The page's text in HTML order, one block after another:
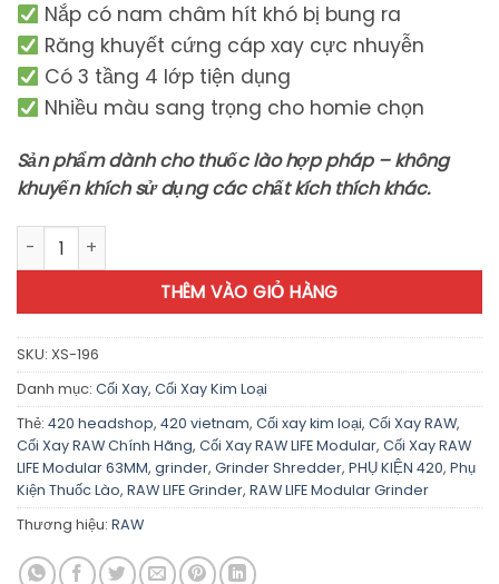
Nắp có nam châm hít khó bị bung ra
Răng khuyết cứng cáp xay cực nhuyễn
Có 3 tầng 4 lớp tiện dụng
Nhiều màu sang trọng cho homie chọn
Sản phẩm dành cho thuốc lào hợp pháp – không
khuyến khích sử dụng các chất kích thích khác.
RAW LIFE Grinder - XS196 số lượng
THÊM VÀO GIỎ HÀNG
SKU: XS-196
Danh mục: Cối Xay, Cối Xay Kim Loại
Thẻ: 420 headshop, 420 vietnam, Cối xay kim loại, Cối Xay RAW,
Cối Xay RAW Chính Hãng, Cối Xay RAW LIFE Modular, Cối Xay RAW
LIFE Modular 63MM, grinder, Grinder Shredder, PHỤ KIỆN 420, Phụ
Kiện Thuốc Lào, RAW LIFE Grinder, RAW LIFE Modular Grinder
Thương hiệu: RAW